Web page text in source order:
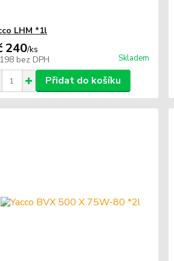
LHM *1l
240/ks
bez DPH Skladem
Přidat do košíku